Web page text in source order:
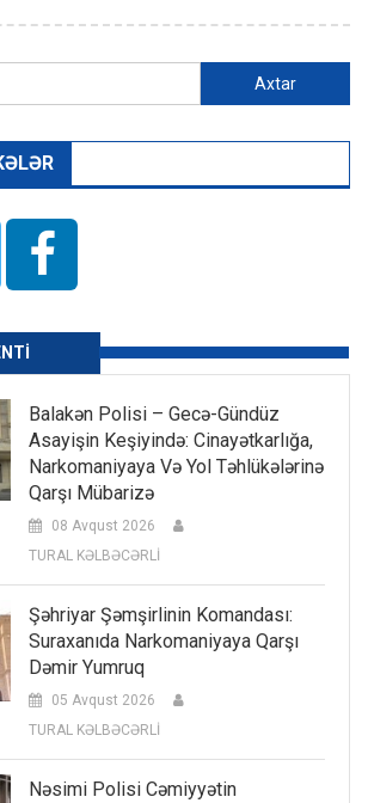
Balakən Polisi – Gecə-Gündüz
Asayişin Keşiyində: Cinayətkarlığa,
Narkomaniyaya Və Yol Təhlükələrinə
Qarşı Mübarizə
08 Avqust 2026
TURAL KƏLBƏCƏRLİ
Şəhriyar Şəmşirlinin Komandası:
Suraxanıda Narkomaniyaya Qarşı
Dəmir Yumruq
05 Avqust 2026
TURAL KƏLBƏCƏRLİ
Nəsimi Polisi Cəmiyyətin